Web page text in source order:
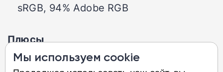
sRGB, 94% Adobe RGB
Плюсы
Мы используем cookie